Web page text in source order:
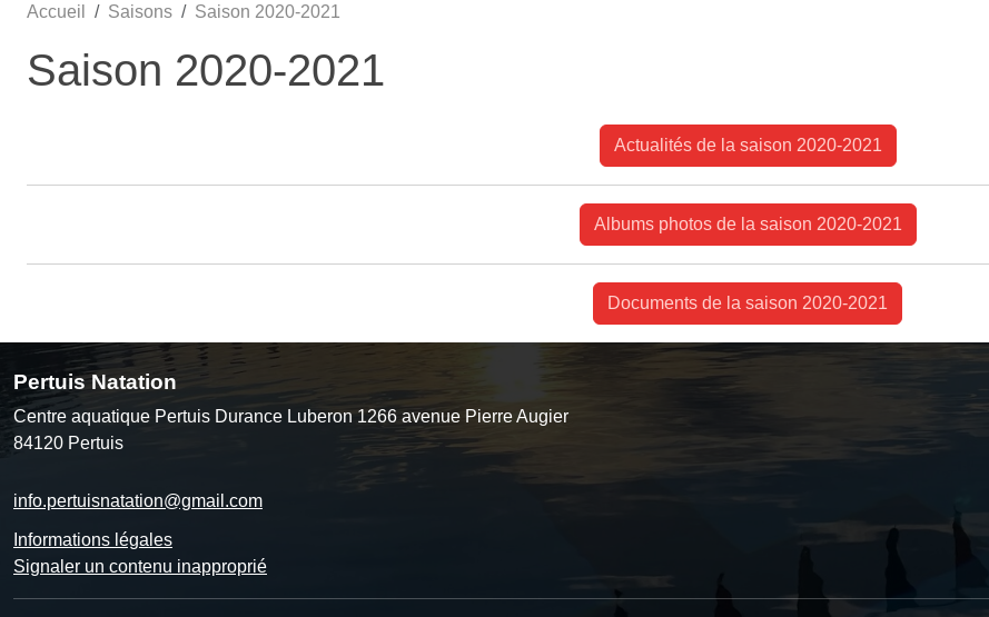
Accueil Saisons Saison 2020-2021
Saison 2020-2021
Actualités de la saison 2020-2021
Albums photos de la saison 2020-2021
Documents de la saison 2020-2021
Pertuis Natation
Centre aquatique Pertuis Durance Luberon 1266 avenue Pierre Augier
84120 Pertuis
info.pertuisnatation@gmail.com
Informations légales
Signaler un contenu inapproprié